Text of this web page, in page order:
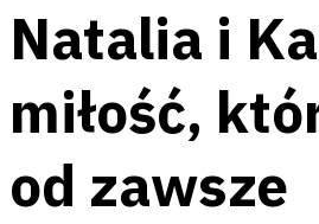
Natalia i
miłość,
od zawsze